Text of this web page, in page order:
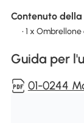
Contenuto
• 1 x
Guida per
01-0244